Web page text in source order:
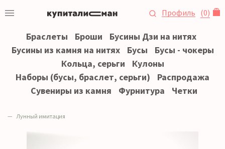
Профиль (0)
Браслеты Броши
Бусины Дзи на нитях
Бусины из камня на нитях
Бусы
Бусы - чокеры
Кольца, серьги
Кулоны
Наборы (бусы, браслет, серьги)
Распродажа
Сувениры из камня
Фурнитура Четки
Лунный имитация